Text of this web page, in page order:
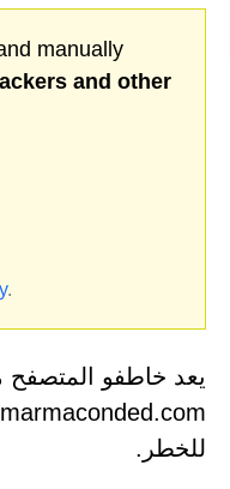
manually
and other
.
يعد خاطفو
للخطر.